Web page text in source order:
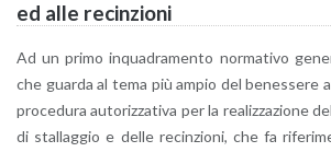
ed alle re­cin­zio­ni
Ad un primo in­qua­dra­men­to nor­ma­ti­vo
che guar­da al tema più ampio del be­nes­se­re
pro­ce­du­ra au­to­riz­za­ti­va per la rea­liz­za­zio­ne
di stal­lag­gio e delle re­cin­zio­ni, che fa